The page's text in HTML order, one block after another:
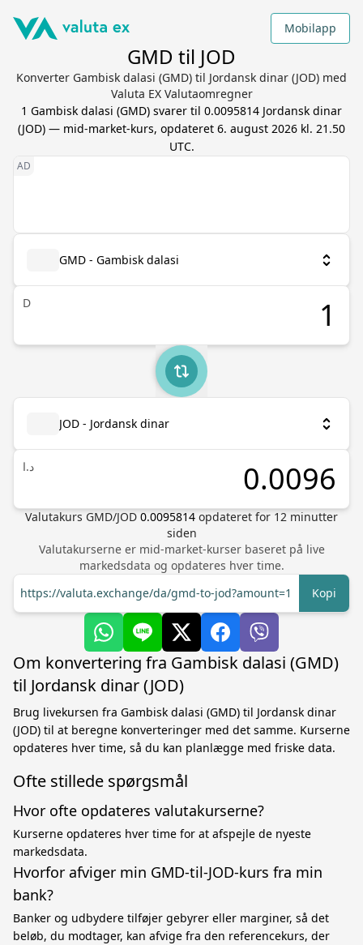
Mobilapp
GMD til JOD
Konverter Gambisk dalasi (GMD) til Jordansk dinar (JOD) med
Valuta EX Valutaomregner
1 Gambisk dalasi (GMD) svarer til 0.0095814 Jordansk dinar
(JOD) — mid-market-kurs, opdateret 6. august 2026 kl. 21.50
UTC.
GMD - Gambisk dalasi
D
JOD - Jordansk dinar
د.ا
Valutakurs GMD/JOD 0.0095814 opdateret for 12 minutter
siden
Valutakurserne er mid-market-kurser baseret på live
markedsdata og opdateres hver time.
https://valuta.exchange/da/gmd-to-jod?amount=1
Kopi
Om konvertering fra Gambisk dalasi (GMD)
til Jordansk dinar (JOD)
Brug livekursen fra Gambisk dalasi (GMD) til Jordansk dinar
(JOD) til at beregne konverteringer med det samme. Kurserne
opdateres hver time, så du kan planlægge med friske data.
Ofte stillede spørgsmål
Hvor ofte opdateres valutakurserne?
Kurserne opdateres hver time for at afspejle de nyeste
markedsdata.
Hvorfor afviger min GMD-til-JOD-kurs fra min
bank?
Banker og udbydere tilføjer gebyrer eller marginer, så det
beløb, du modtager, kan afvige fra den referencekurs, der